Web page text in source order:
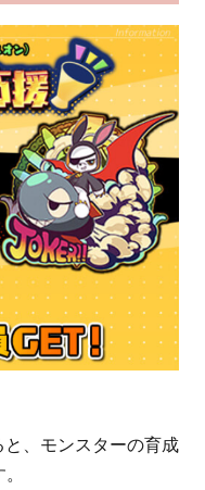
、モンスターの育成